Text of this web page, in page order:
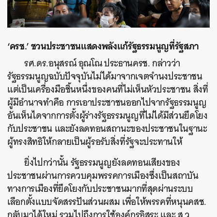
‘ครช.’ ชวนประชาชนแสดงพลังแก้รัฐธรรมนูญที่รัฐสภา
รศ.ดร.อนุสรณ์ อุณโณ ประธานครช. กล่าวว่า
รัฐธรรมนูญฉบับปัจจุบันไม่ได้มาจากเจตจำนงประชาชน
แต่เป็นเครื่องมือชิ้นหนึ่งของคนที่ไม่เห็นหัวประชาชน สิ่งที่
ผู้มีอำนาจทำคือ การเอาประชาชนออกไปจากรัฐธรรมนูญ
อันเห็นไดจากการตั้งผู้ร่างรัฐธรรมนูญที่ไม่ได้มีส่วนยึดโยง
กับประชาชน และยังลดทอนสถานะของประชาชนในฐานะ
ผู้ทรงสิทธิให้กลายเป็นผู้รอรับสิ่งที่รัฐจะประทานให้
ยิ่งไปกว่านั้น รัฐธรรมนูญยังลดทอนเสียงของ
ประชาชนผ่านการควบคุมพรรคการเมืองซึ่งเป็นสถาบัน
ทางการเมืองที่ยึดโยงกับประชาชนมากที่สุดผ่านระบบ
เลือกตั้งแบบจัดสรรปันส่วนผสม เพื่อให้พรรคที่หนุนคสช.